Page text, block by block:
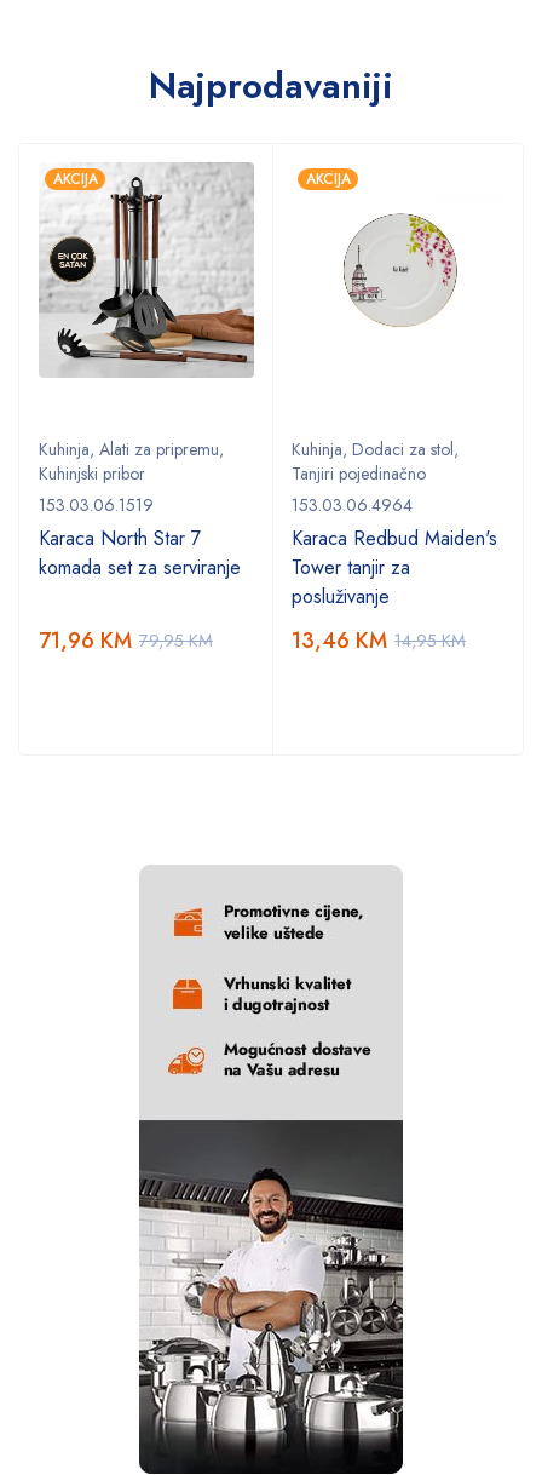
Najprodavaniji
AKCIJA
Kuhinja, Alati za pripremu,
Kuhinjski pribor
153.03.06.1519
Karaca North Star 7
komada set za serviranje
79,95KM
71,96 KM
AKCIJA
Kuhinja, Dodaci za stol,
Tanjiri pojedinačno
153.03.06.4964
Karaca Redbud Maiden's
Tower tanjir za
posluživanje
14,95KM
13,46 KM